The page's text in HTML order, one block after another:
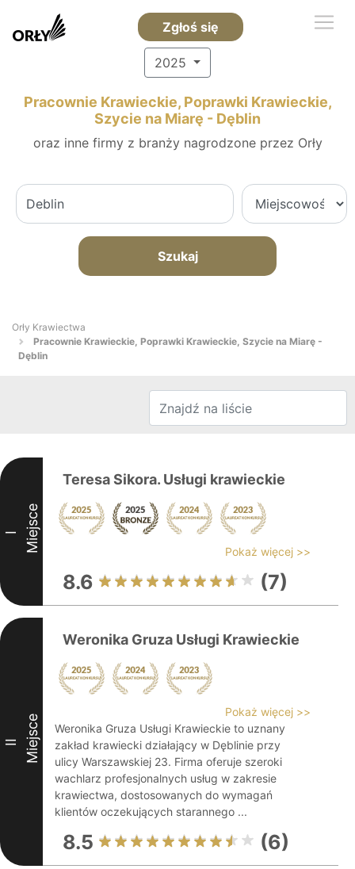
Zgłoś się
2025
Pracownie Krawieckie, Poprawki Krawieckie,
Szycie na Miarę - Dęblin
oraz inne firmy z branży nagrodzone przez Orły
Szukaj
Orły Krawiectwa
Pracownie Krawieckie, Poprawki Krawieckie, Szycie na Miarę -
Dęblin
I Miejsce
Teresa Sikora. Usługi krawieckie
Pokaż więcej >>
8.6 (7)
II Miejsce
Weronika Gruza Usługi Krawieckie
Pokaż więcej >>
Weronika Gruza Usługi Krawieckie to uznany
zakład krawiecki działający w Dęblinie przy
ulicy Warszawskiej 23. Firma oferuje szeroki
wachlarz profesjonalnych usług w zakresie
krawiectwa, dostosowanych do wymagań
klientów oczekujących starannego ...
8.5 (6)